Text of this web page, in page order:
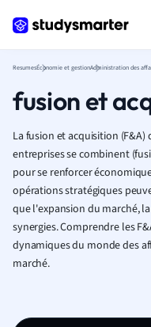
ResumesÉconomie et gestionAdministration des
fusion et
La fusion et acquisition
entreprises se combinent
pour se renforcer
opérations stratégiques
que l'expansion du marché, la
synergies. Comprendre les
dynamiques du monde des
marché.